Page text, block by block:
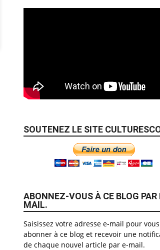
SOUTENEZ LE SITE
ABONNEZ-VOUS À CE BLOG PAR
MAIL.
Saisissez votre adresse e-mail pour vous
abonner à ce blog et recevoir une
de chaque nouvel article par e-mail.